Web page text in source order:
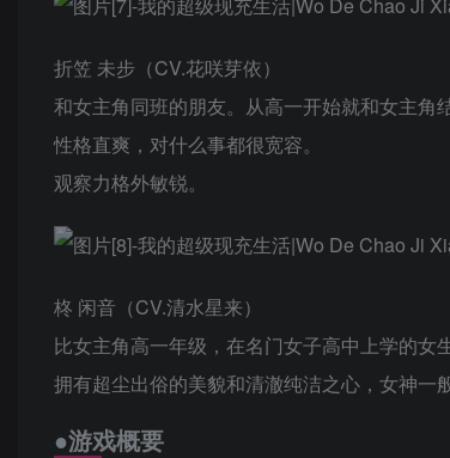
折笠 未步（CV.花咲芽依）
和女主角同班的朋友。从高一开始就和女主角
性格直爽，对什么事都很宽容。
观察力格外敏锐。
柊 闲音（CV.清水星来）
比女主角高一年级，在名门女子高中上学的女生
拥有超尘出俗的美貌和清澈纯洁之心，女神一
●游戏概要